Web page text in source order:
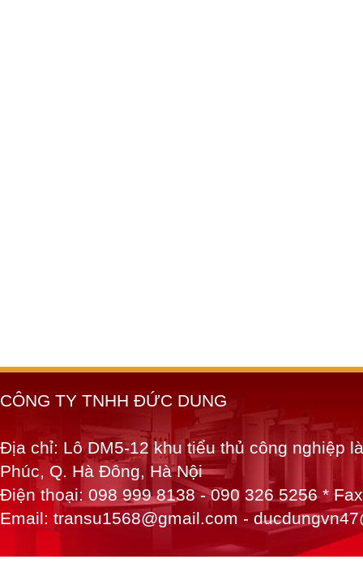
CÔNG TY TNHH ĐỨC DUNG
Địa chỉ: Lô DM5-12 khu tiểu thủ công nghiệp
Phúc, Q. Hà Đông, Hà Nội
Điện thoại: 098 999 8138 - 090 326 5256 *
Email: transu1568@gmail.com -